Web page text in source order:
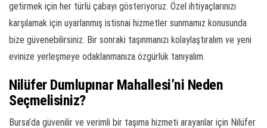
getirmek için her türlü çabayı gösteriyoruz. Özel ihtiyaçlarınızı
karşılamak için uyarlanmış istisnai hizmetler sunmamız konusunda
bize güvenebilirsiniz. Bir sonraki taşınmanızı kolaylaştıralım ve yeni
evinize yerleşmeye odaklanmanıza özgürlük tanıyalım.
Nilüfer Dumlupınar Mahallesi’ni Neden
Seçmelisiniz?
Bursa’da güvenilir ve verimli bir taşıma hizmeti arayanlar için Nilüfer